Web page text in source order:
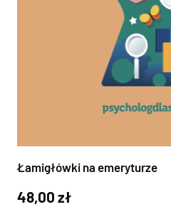
Łamigłówki na emeryturze
48,00 zł